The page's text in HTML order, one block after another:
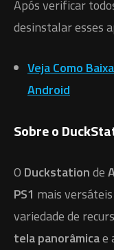
Após verificar
desinstalar esses
Veja Como
Android
Sobre o
O Duckstationde
PS1 mais
variedade de
tela panorâmicae